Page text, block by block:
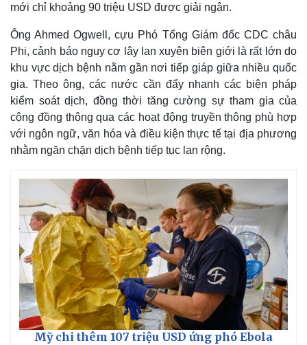
mới chỉ khoảng 90 triệu USD được giải ngân.
Ông Ahmed Ogwell, cựu Phó Tổng Giám đốc CDC châu
Phi, cảnh báo nguy cơ lây lan xuyên biên giới là rất lớn do
khu vực dịch bệnh nằm gần nơi tiếp giáp giữa nhiều quốc
gia. Theo ông, các nước cần đẩy nhanh các biện pháp
kiểm soát dịch, đồng thời tăng cường sự tham gia của
cộng đồng thông qua các hoạt động truyền thông phù hợp
với ngôn ngữ, văn hóa và điều kiện thực tế tại địa phương
nhằm ngăn chặn dịch bệnh tiếp tục lan rộng.
Mỹ chi thêm 107 triệu USD ứng phó Ebola